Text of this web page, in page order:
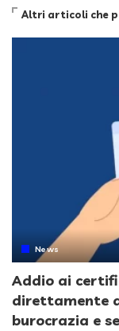
Altri articoli che
News
Addio ai
direttamente
burocrazia e